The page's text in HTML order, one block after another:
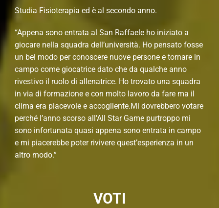
Studia Fisioterapia ed è al secondo anno.
“Appena sono entrata al San Raffaele ho iniziato a
giocare nella squadra dell’università. Ho pensato fosse
un bel modo per conoscere nuove persone e tornare in
campo come giocatrice dato che da qualche anno
rivestivo il ruolo di allenatrice. Ho trovato una squadra
in via di formazione e con molto lavoro da fare ma il
clima era piacevole e accogliente.Mi dovrebbero votare
perché l’anno scorso all’All Star Game purtroppo mi
sono infortunata quasi appena sono entrata in campo
e mi piacerebbe poter rivivere quest’esperienza in un
altro modo.”
VOTI